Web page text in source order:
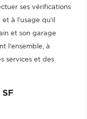
ses vérifications
à l'usage qu'il
et son garage
l'ensemble, à
services et des
SF